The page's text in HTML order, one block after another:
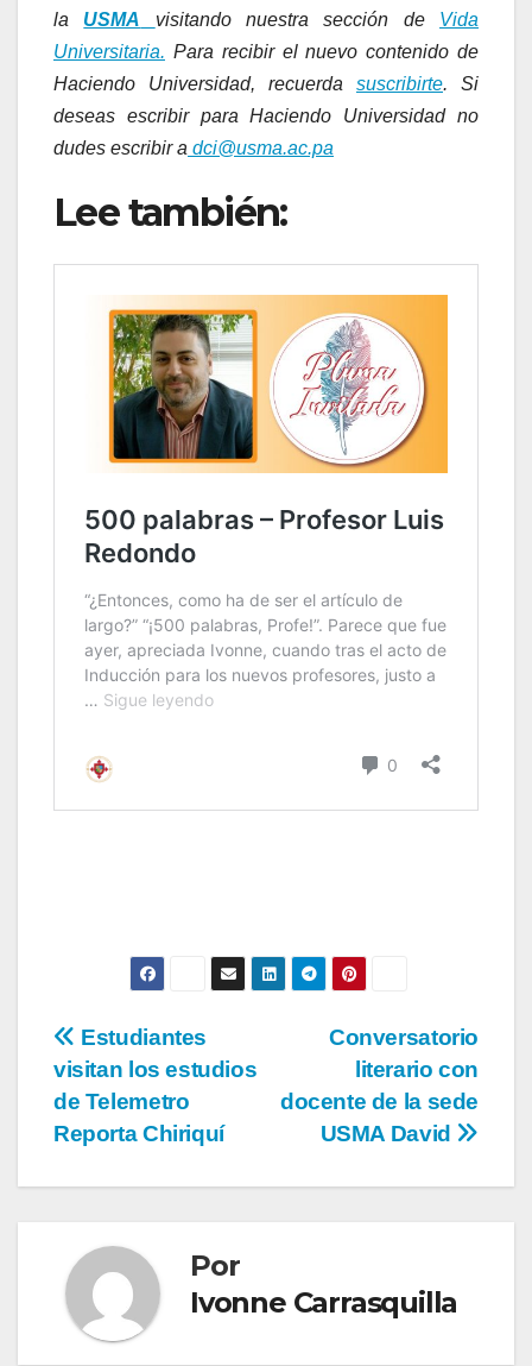
la USMA visitando nuestra sección de Vida
Universitaria. Para recibir el nuevo contenido de
Haciendo Universidad, recuerda suscribirte. Si
deseas escribir para Haciendo Universidad no
dudes escribir a dci@usma.ac.pa
Lee también:
Conversatorio
literario con
docente de la sede
USMA David
Estudiantes
visitan los estudios
de Telemetro
Reporta Chiriquí
Por
Ivonne Carrasquilla